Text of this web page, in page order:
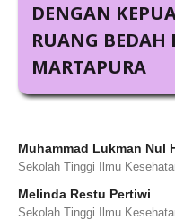
DENGAN
RUANG BEDAH
MARTAPURA
Muhammad Lukman Nul
Sekolah Tinggi Ilmu
Melinda Restu Pertiwi
Sekolah Tinggi Ilmu